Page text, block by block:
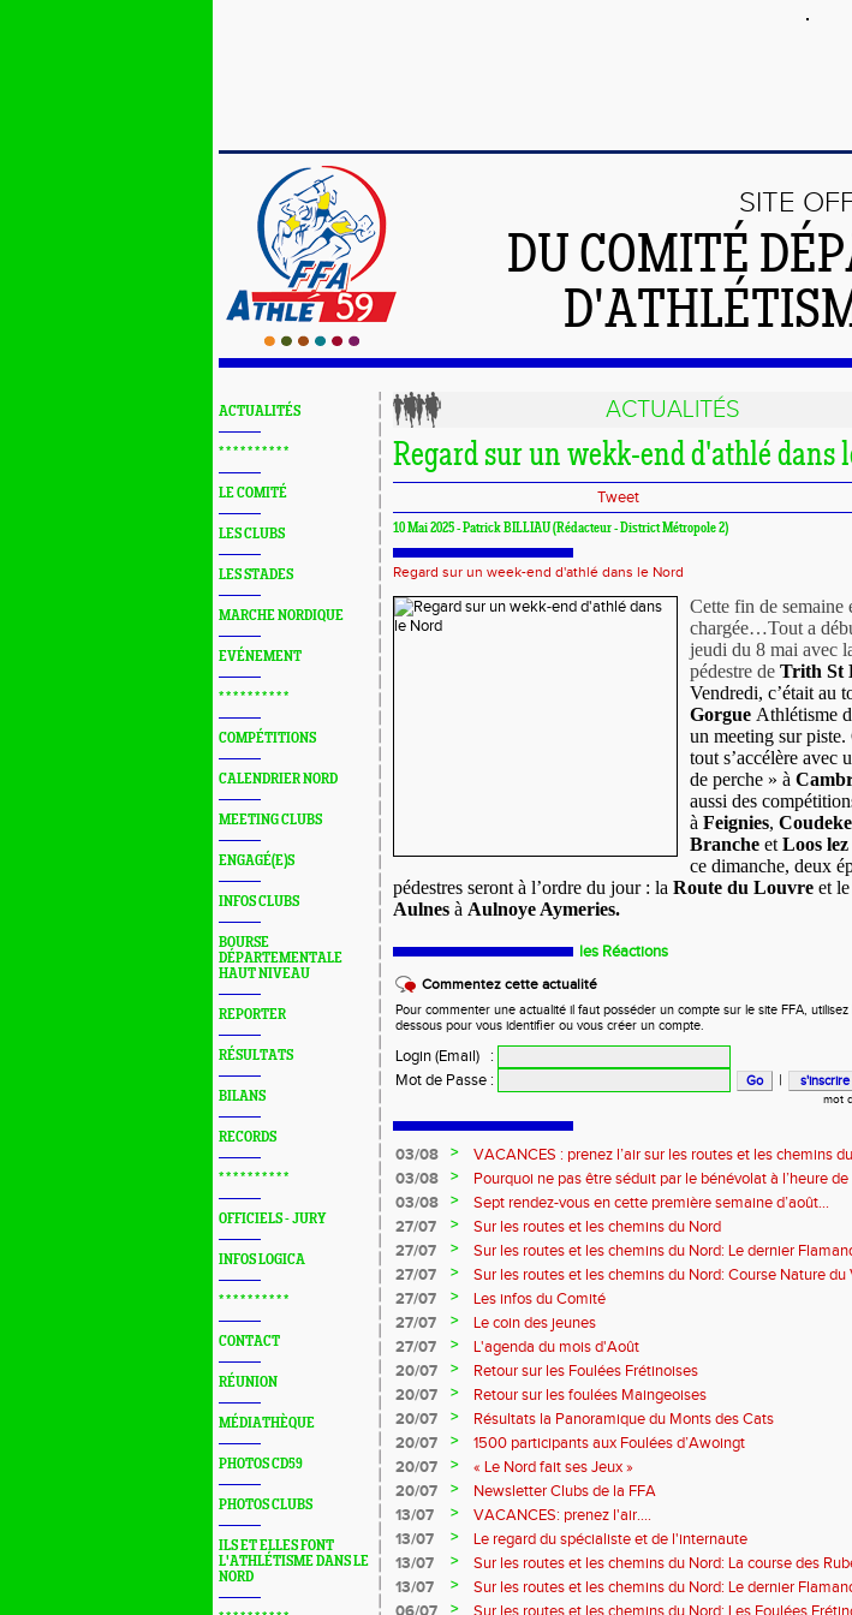
SITE
DU COMITÉ
ACTUALITÉS
* * * * * * * * * *
LE COMITÉ
LES CLUBS
LES STADES
MARCHE NORDIQUE
EVÉNEMENT
* * * * * * * * * *
COMPÉTITIONS
CALENDRIER NORD
MEETING CLUBS
ENGAGÉ(E)S
INFOS CLUBS
BOURSE
DÉPARTEMENTALE
HAUT NIVEAU
REPORTER
RÉSULTATS
BILANS
RECORDS
* * * * * * * * * *
OFFICIELS - JURY
INFOS LOGICA
* * * * * * * * * *
CONTACT
RÉUNION
MÉDIATHÈQUE
PHOTOS CD59
PHOTOS CLUBS
ILS ET ELLES FONT
L'ATHLÉTISME DANS LE
NORD
ACTUALITÉS
Regard sur un wekk-end d'athlé dans
Tweet
10 Mai 2025 - Patrick BILLIAU (Rédacteur - District Métropole 2)
Regard sur un week-end d'athlé dans le Nord
Cette fin de semaine
chargée…Tout a
jeudi du 8 mai avec
pédestre de Trith St
Vendredi, c’était au
Gorgue Athlétisme
un meeting sur piste.
tout s’accélère avec
de perche » à
aussi des
à Feignies,
Branche et Loos
ce dimanche, deux
pédestres seront à l’ordre du jour : la Route du Louvre et le
Aulnes à Aulnoye Aymeries.
les Réactions
Commentez cette actualité
Pour commenter une actualité il faut posséder un compte sur le site FFA,
dessous pour vous identifier ou vous créer un compte.
Login (Email)
:
Mot de Passe : |
mot
03/08 >
VACANCES : prenez l’air sur les routes et les chemins
03/08
>
Pourquoi ne pas être séduit par le bénévolat à l’heure
?...
03/08 >
Sept rendez-vous en cette première semaine d’août…
27/07
>
Sur les routes et les chemins du Nord
27/07
>
Sur les routes et les chemins du Nord: Le dernier
27/07
>
Sur les routes et les chemins du Nord: Course Nature du
Marque
27/07 >
Les infos du Comité
27/07
>
Le coin des jeunes
27/07
>
L'agenda du mois d'Août
20/07
>
Retour sur les Foulées Frétinoises
20/07
>
Retour sur les foulées Maingeoises
20/07
>
Résultats la Panoramique du Monts des Cats
20/07
>
1500 participants aux Foulées d’Awoingt
20/07
>
« Le Nord fait ses Jeux »
20/07
>
Newsletter Clubs de la FFA
13/07
>
VACANCES: prenez l'air....
13/07
>
Le regard du spécialiste et de l'internaute
13/07
>
Sur les routes et les chemins du Nord: La course des
13/07
>
Sur les routes et les chemins du Nord: Le dernier
>